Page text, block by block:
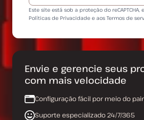
Este site está sob a proteção do reCAPTCHA,
Políticas de Privacidade e aos Termos de
Envie e gerencie seus
com mais velocidade
Configuração fácil por meio do
Suporte especializado 24/7/365